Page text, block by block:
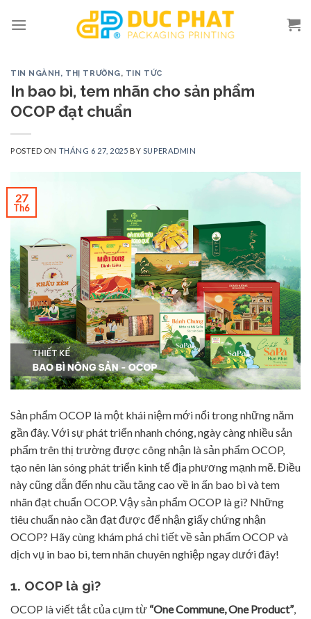
TIN NGÀNH, THỊ TRƯỜNG, TIN TỨC
In bao bì, tem nhãn cho sản phẩm
OCOP đạt chuẩn
POSTED ON THÁNG 6 27, 2025 BY SUPERADMIN
27
Th6
Sản phẩm OCOP là một khái niệm mới nổi trong những năm
gần đây. Với sự phát triển nhanh chóng, ngày càng nhiều sản
phẩm trên thị trường được công nhận là sản phẩm OCOP,
tạo nên làn sóng phát triển kinh tế địa phương mạnh mẽ. Điều
này cũng dẫn đến nhu cầu tăng cao về in ấn bao bì và tem
nhãn đạt chuẩn OCOP. Vậy sản phẩm OCOP là gì? Những
tiêu chuẩn nào cần đạt được để nhận giấy chứng nhận
OCOP? Hãy cùng khám phá chi tiết về sản phẩm OCOP và
dịch vụ in bao bì, tem nhãn chuyên nghiệp ngay dưới đây!
1. OCOP là gì?
OCOP là viết tắt của cụm từ “One Commune, One Product”,